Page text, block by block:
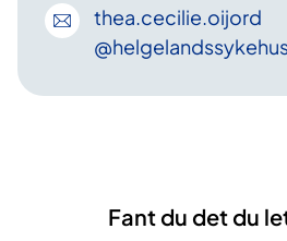
thea.cecilie.oijord
Fant du det du